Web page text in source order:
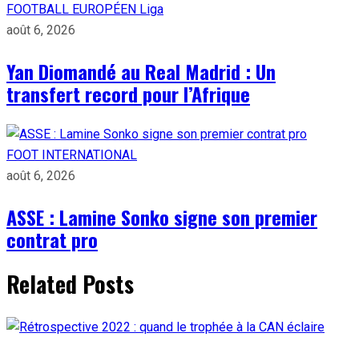
FOOTBALL EUROPÉEN Liga
août 6, 2026
Yan Diomandé au Real Madrid : Un
transfert record pour l’Afrique
FOOT INTERNATIONAL
août 6, 2026
ASSE : Lamine Sonko signe son premier
contrat pro
Related Posts